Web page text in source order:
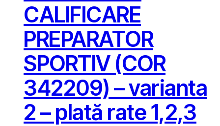
CALIFICARE
PREPARATOR
SPORTIV (COR
342209) – varianta
2 – plată rate 1,2,3